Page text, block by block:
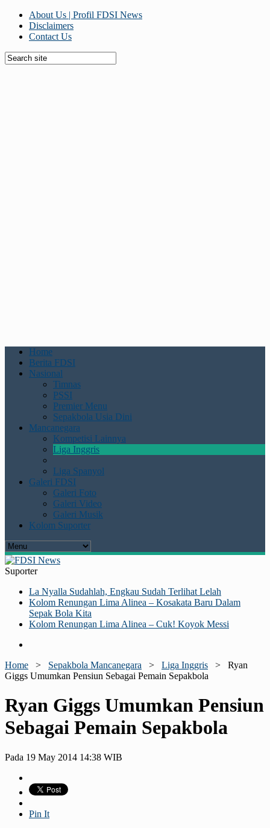
About Us | Profil FDSI News
Disclaimers
Contact Us
Home
Berita FDSI
Nasional
Timnas
PSSI
Premier Menu
Sepakbola Usia Dini
Mancanegara
Kompetisi Lainnya
Liga Inggris
Liga Spanyol
Galeri FDSI
Galeri Foto
Galeri Video
Galeri Musik
Kolom Suporter
Suporter
La Nyalla Sudahlah, Engkau Sudah Terlihat Lelah
Kolom Renungan Lima Alinea – Kosakata Baru Dalam
Sepak Bola Kita
Kolom Renungan Lima Alinea – Cuk! Koyok Messi
Home > Sepakbola Mancanegara > Liga Inggris > Ryan
Giggs Umumkan Pensiun Sebagai Pemain Sepakbola
Ryan Giggs Umumkan Pensiun
Sebagai Pemain Sepakbola
Pada 19 May 2014 14:38 WIB
Pin It